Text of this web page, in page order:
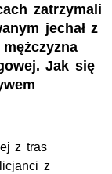
zatrzymali
jechał z
Jak się
z tras
z